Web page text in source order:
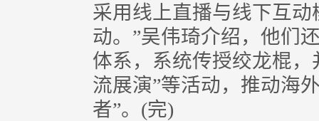
采用线上直播与线下互
动。”吴伟琦介绍，他们
体系，系统传授绞龙棍，
流展演”等活动，推动海
者”。(完)